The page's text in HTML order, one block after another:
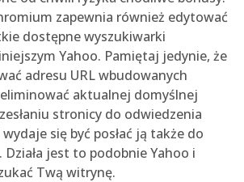
zapewnia również edytować
dostępne wyszukiwarki
Yahoo. Pamiętaj jedynie, że
adresu URL wbudowanych
aktualnej domyślnej
stronicy do odwiedzenia
się być posłać ją także do
jest to podobnie Yahoo i
Twą witrynę.